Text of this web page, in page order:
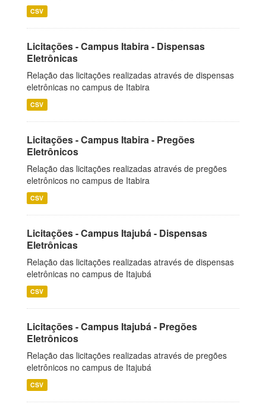
CSV
Licitações - Campus Itabira - Dispensas
Eletrônicas
Relação das licitações realizadas através de dispensas
eletrônicas no campus de Itabira
CSV
Licitações - Campus Itabira - Pregões
Eletrônicos
Relação das licitações realizadas através de pregões
eletrônicos no campus de Itabira
CSV
Licitações - Campus Itajubá - Dispensas
Eletrônicas
Relação das licitações realizadas através de dispensas
eletrônicas no campus de Itajubá
CSV
Licitações - Campus Itajubá - Pregões
Eletrônicos
Relação das licitações realizadas através de pregões
eletrônicos no campus de Itajubá
CSV